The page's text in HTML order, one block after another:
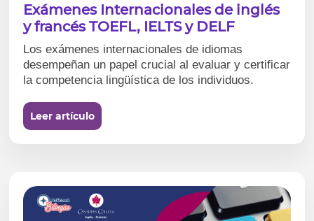
Exámenes Internacionales de inglés
y francés TOEFL, IELTS y DELF
Los exámenes internacionales de idiomas
desempeñan un papel crucial al evaluar y certificar
la competencia lingüística de los individuos.
Leer artículo